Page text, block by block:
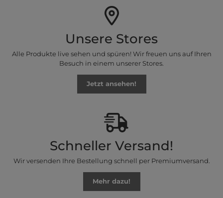
Unsere Stores
Alle Produkte live sehen und spüren! Wir freuen uns auf Ihren
Besuch in einem unserer Stores.
Jetzt ansehen!
Schneller Versand!
Wir versenden Ihre Bestellung schnell per Premiumversand.
Mehr dazu!